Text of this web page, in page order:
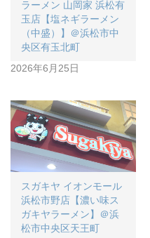
ラーメン 山岡家 浜松有
玉店【塩ネギラーメン
（中盛）】＠浜松市中
央区有玉北町
2026年6月25日
スガキヤ イオンモール
浜松市野店【濃い味ス
ガキヤラーメン】＠浜
松市中央区天王町